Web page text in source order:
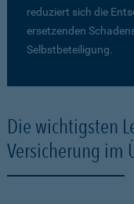
reduziert sich die
ersetzenden
Selbstbeteiligung.
Die wichtigsten
Versicherung im